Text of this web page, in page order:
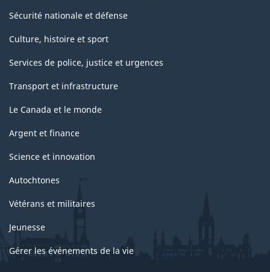
Sécurité nationale et défense
Culture, histoire et sport
Services de police, justice et urgences
Transport et infrastructure
Le Canada et le monde
Argent et finance
Science et innovation
Autochtones
Vétérans et militaires
Jeunesse
Gérer les événements de la vie